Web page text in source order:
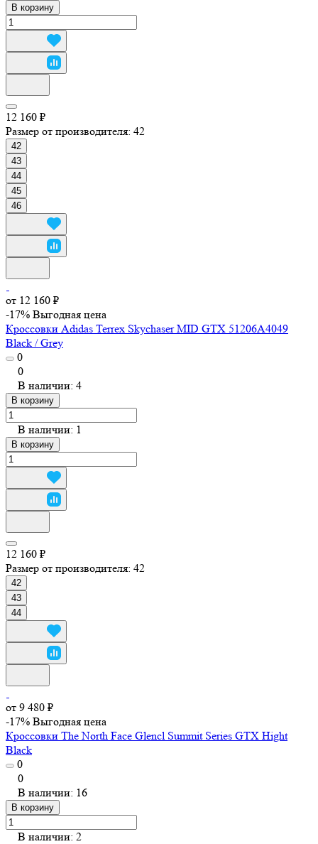
В корзину
12 160 ₽
Размер от производителя: 42
42
43
44
45
46
от 12 160 ₽
-17% Выгодная цена
Кроссовки Adidas Terrex Skychaser MID GTX 51206A4049
Black / Grey
0
0
В наличии: 4
В корзину
В наличии: 1
В корзину
12 160 ₽
Размер от производителя: 42
42
43
44
от 9 480 ₽
-17% Выгодная цена
Кроссовки The North Face Glencl Summit Series GTX Hight
Black
0
0
В наличии: 16
В корзину
В наличии: 2